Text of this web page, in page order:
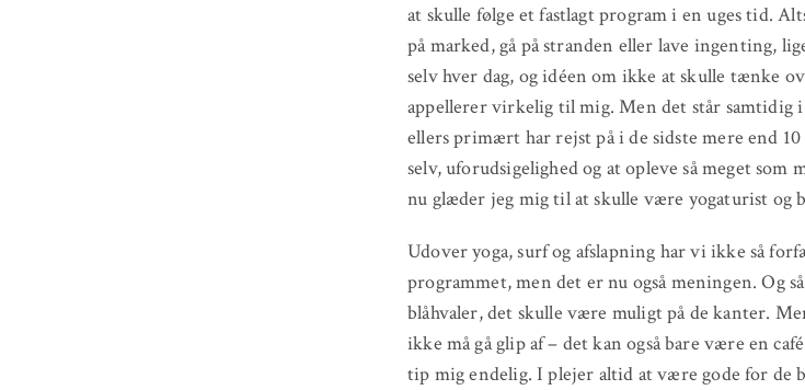
at skulle følge et fastlagt program i en uges tid.
på marked, gå på stranden eller lave ingenting,
selv hver dag, og idéen om ikke at skulle tænke
appellerer virkelig til mig. Men det står samtidig
ellers primært har rejst på i de sidste mere end
selv, uforudsigelighed og at opleve så meget
nu glæder jeg mig til at skulle være yogaturist og
Udover yoga, surf og afslapning har vi ikke så
programmet, men det er nu også meningen. Og
blåhvaler, det skulle være muligt på de kanter.
ikke må gå glip af – det kan også bare være en
tip mig endelig. I plejer altid at være gode for de